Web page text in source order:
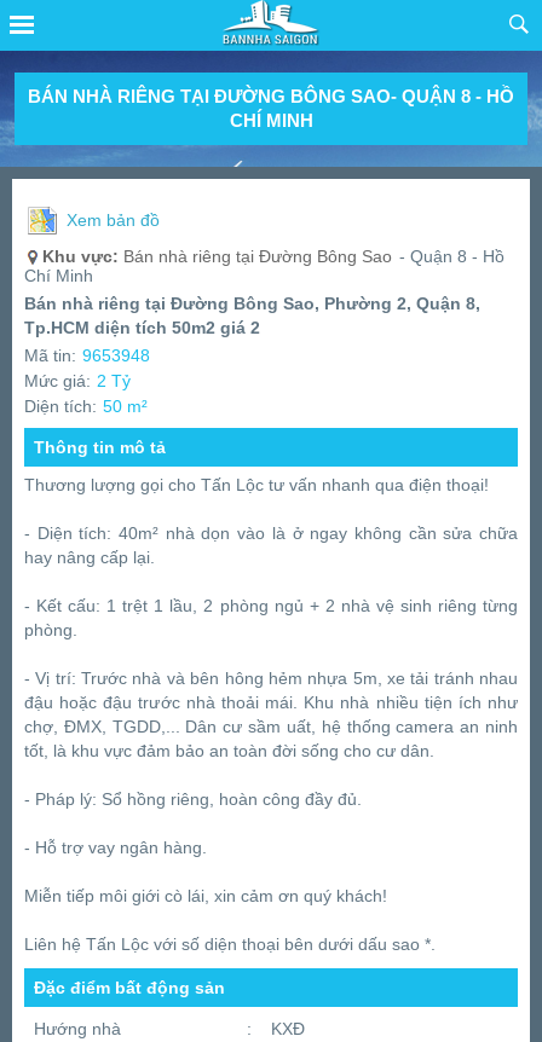
BÁN NHÀ RIÊNG TẠI ĐƯỜNG BÔNG SAO- QUẬN 8 - HỒ
CHÍ MINH
Xem bản đồ
Khu vực: Bán nhà riêng tại Đường Bông Sao - Quận 8 - Hồ
Chí Minh
Bán nhà riêng tại Đường Bông Sao, Phường 2, Quận 8,
Tp.HCM diện tích 50m2 giá 2
Mã tin: 9653948
Mức giá: 2 Tỷ
Diện tích: 50 m²
Thông tin mô tả
Thương lượng gọi cho Tấn Lộc tư vấn nhanh qua điện thoại!
- Diện tích: 40m² nhà dọn vào là ở ngay không cần sửa chữa
hay nâng cấp lại.
- Kết cấu: 1 trệt 1 lầu, 2 phòng ngủ + 2 nhà vệ sinh riêng từng
phòng.
- Vị trí: Trước nhà và bên hông hẻm nhựa 5m, xe tải tránh nhau
đậu hoặc đậu trước nhà thoải mái. Khu nhà nhiều tiện ích như
chợ, ĐMX, TGDD,... Dân cư sầm uất, hệ thống camera an ninh
tốt, là khu vực đảm bảo an toàn đời sống cho cư dân.
- Pháp lý: Sổ hồng riêng, hoàn công đầy đủ.
- Hỗ trợ vay ngân hàng.
Miễn tiếp môi giới cò lái, xin cảm ơn quý khách!
Liên hệ Tấn Lộc với số diện thoại bên dưới dấu sao *.
Đặc điểm bất động sản
Hướng nhà : KXĐ